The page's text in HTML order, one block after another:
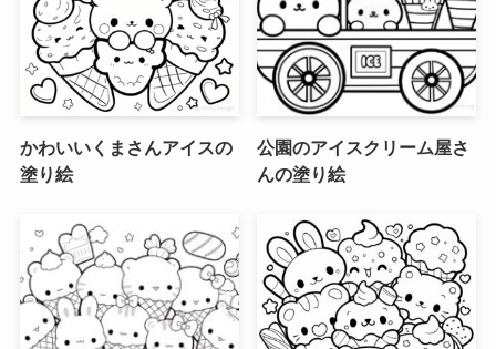
かわいいくまさんアイスの
塗り絵
公園のアイスクリーム屋さ
んの塗り絵